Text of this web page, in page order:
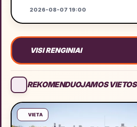
2026-08-07 19:00
VISI RENGINIAI
REKOMENDUOJAMOS VIETOS
VIETA